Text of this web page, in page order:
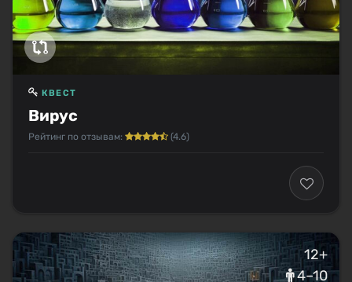
Вирус
КВЕСТ
Рейтинг по отзывам: (4.6)
12+
4–10